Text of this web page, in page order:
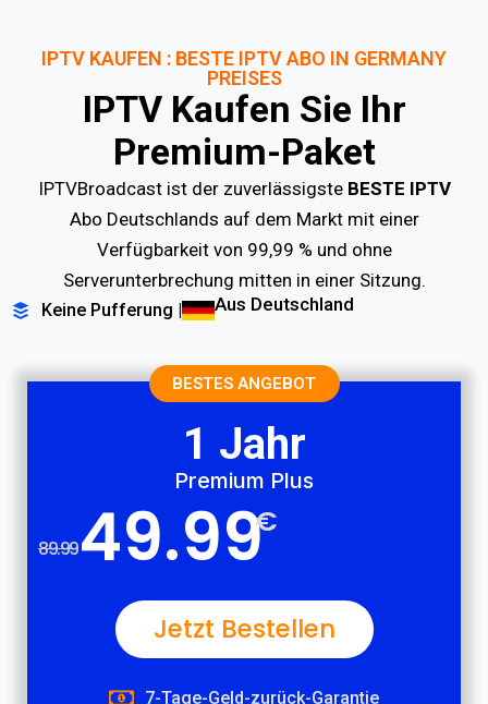
IPTV KAUFEN : BESTE IPTV ABO IN GERMANY
PREISES
IPTV Kaufen Sie Ihr
Premium-Paket
IPTVBroadcast ist der zuverlässigste BESTE IPTV
Abo Deutschlands auf dem Markt mit einer
Verfügbarkeit von 99,99 % und ohne
Serverunterbrechung mitten in einer Sitzung.
Keine Pufferung | Aus Deutschland
BESTES ANGEBOT
1 Jahr
Premium Plus
89.9949.99€
Jetzt Bestellen
7-Tage-Geld-zurück-Garantie